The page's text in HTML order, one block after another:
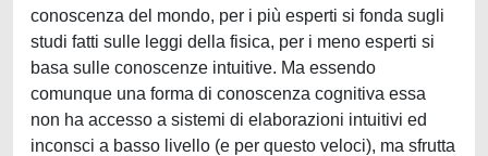
conoscenza del mondo, per i più esperti si fonda sugli
studi fatti sulle leggi della fisica, per i meno esperti si
basa sulle conoscenze intuitive. Ma essendo
comunque una forma di conoscenza cognitiva essa
non ha accesso a sistemi di elaborazioni intuitivi ed
inconsci a basso livello (e per questo veloci), ma sfrutta